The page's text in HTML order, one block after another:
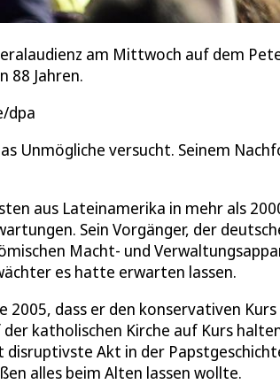
am Mittwoch auf dem
88 Jahren.
dpa
Unmögliche versucht. Seinem
aus Lateinamerika in mehr als
Sein Vorgänger, der
Macht- und
es hatte erwarten lassen.
dass er den konservativen Kurs
katholischen Kirche auf Kurs
Akt in der
alles beim Alten lassen wollte.